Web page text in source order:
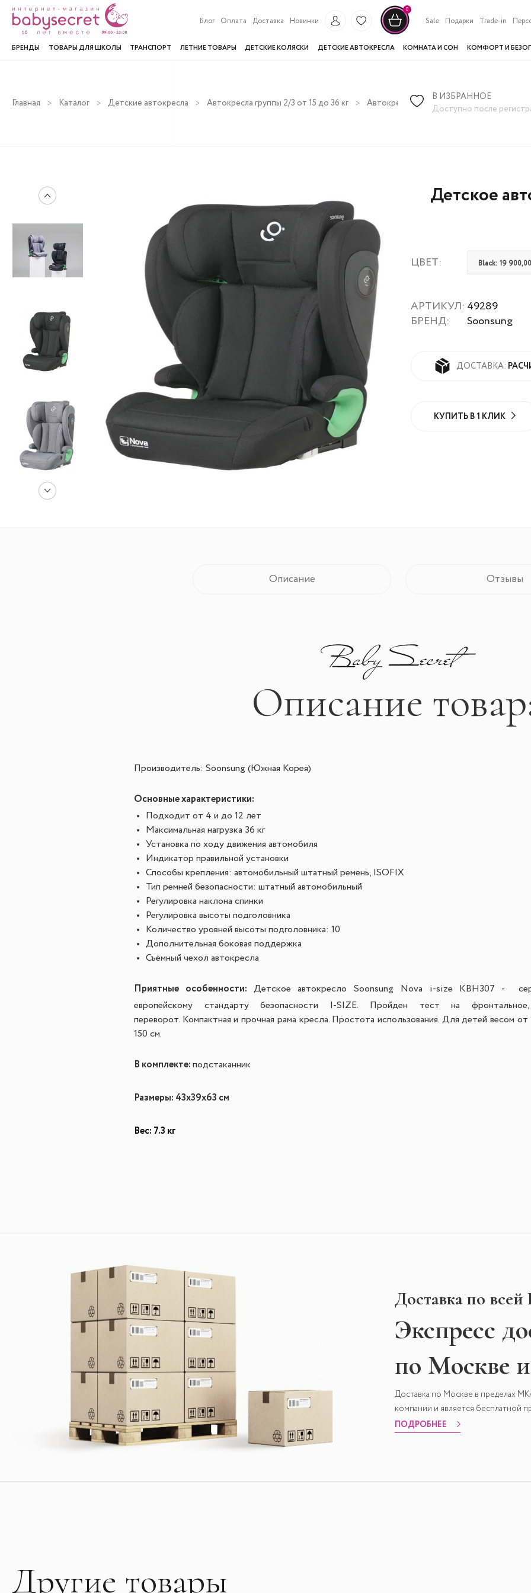
Блог Оплата Доставка Новинки
0
Sale Подарки Trade-in
БРЕНДЫ ТОВАРЫ ДЛЯ ШКОЛЫ ТРАНСПОРТ ЛЕТНИЕ ТОВАРЫ ДЕТСКИЕ КОЛЯСКИ ДЕТСКИЕ АВТОКРЕСЛА КОМНАТА И СОН КОМФОРТ И
Главная Каталог Детские автокресла Автокресла группы 2/3 от 15 до 36 кг Автокресла группы 2-3 с Isofix от 15 до 36
В ИЗБРАННОЕ
Доступно после
Детское
ЦВЕТ: Black: 19
АРТИКУЛ:
БРЕНД:
49289
Soonsung
ДОСТАВКА:
КУПИТЬ В 1 КЛИК
Описание Отзывы
Описание
Производитель: Soonsung (Южная Корея)
Основные характеристики:
Подходит от 4 и до 12 лет
Максимальная нагрузка 36 кг
Установка по ходу движения автомобиля
Индикатор правильной установки
Способы крепления: автомобильный штатный ремень, ISOFIX
Тип ремней безопасности: штатный автомобильный
Регулировка наклона спинки
Регулировка высоты подголовника
Количество уровней высоты подголовника: 10
Дополнительная боковая поддержка
Съёмный чехол автокресла
Приятные особенности:
Детское автокресло Soonsung Nova i-size KBH307 -
европейскому стандарту безопасности I-SIZE. Пройден тест на
переворот. Компактная и прочная рама кресла. Простота использования. Для детей весом
150 см.
В комплекте: подстаканник
Размеры: 43х39х63 см
Вес: 7.3 кг
Доставка по
Экспресс
по Москве
Доставка по Москве в пределах
компании и является бесплатной
ПОДРОБНЕЕ
Другие товары